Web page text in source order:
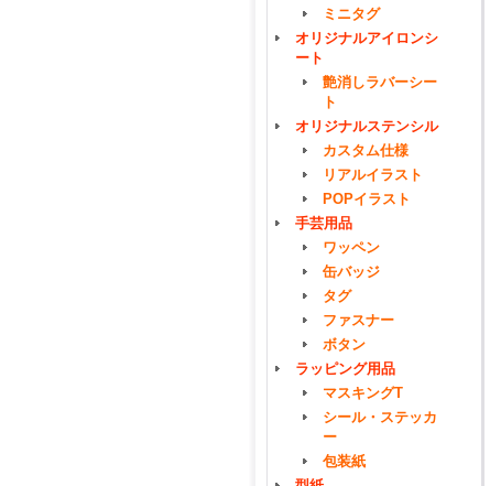
ミニタグ
オリジナルアイロンシ
ート
艶消しラバーシー
ト
オリジナルステンシル
カスタム仕様
リアルイラスト
POPイラスト
手芸用品
ワッペン
缶バッジ
タグ
ファスナー
ボタン
ラッピング用品
マスキングT
シール・ステッカ
ー
包装紙